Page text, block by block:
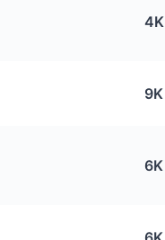
4K
9K
6K